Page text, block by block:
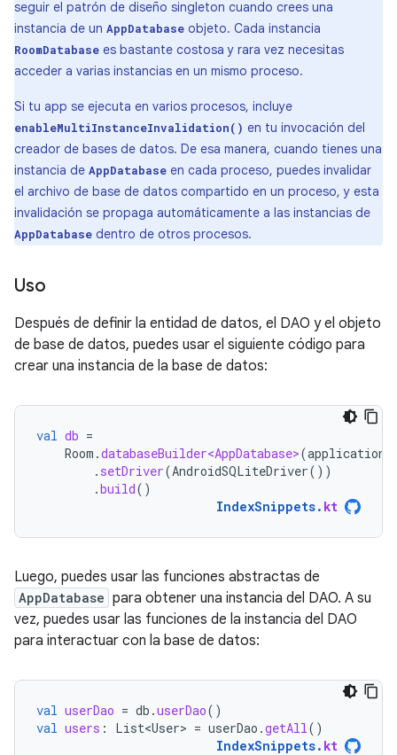
seguir el patrón de diseño singleton cuando crees una
instancia de un AppDatabase objeto. Cada instancia
RoomDatabase es bastante costosa y rara vez necesitas
acceder a varias instancias en un mismo proceso.
Si tu app se ejecuta en varios procesos, incluye
enableMultiInstanceInvalidation() en tu invocación del
creador de bases de datos. De esa manera, cuando tienes una
instancia de AppDatabase en cada proceso, puedes invalidar
el archivo de base de datos compartido en un proceso, y esta
invalidación se propaga automáticamente a las instancias de
AppDatabase dentro de otros procesos.
Uso
Después de definir la entidad de datos, el DAO y el objeto
de base de datos, puedes usar el siguiente código para
crear una instancia de la base de datos:
val db =
Room .databaseBuilder<AppDatabase>(
. setDriver(AndroidSQLiteDriver())
.build()
IndexSnippets. kt
Luego, puedes usar las funciones abstractas de
AppDatabase para obtener una instancia del DAO. A su
vez, puedes usar las funciones de la instancia del DAO
para interactuar con la base de datos:
val userDao = db .userDao()
val users : List<User> = userDao .getAll ()
IndexSnippets. kt